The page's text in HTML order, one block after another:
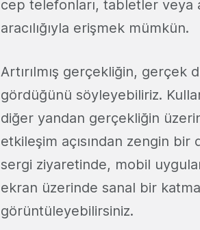
cep telefonları, tabletler veya
aracılığıyla erişmek mümkün.
Artırılmış gerçekliğin, gerçek
gördüğünü söyleyebiliriz.
diğer yandan gerçekliğin
etkileşim açısından zengin
sergi ziyaretinde, mobil
ekran üzerinde sanal bir
görüntüleyebilirsiniz.